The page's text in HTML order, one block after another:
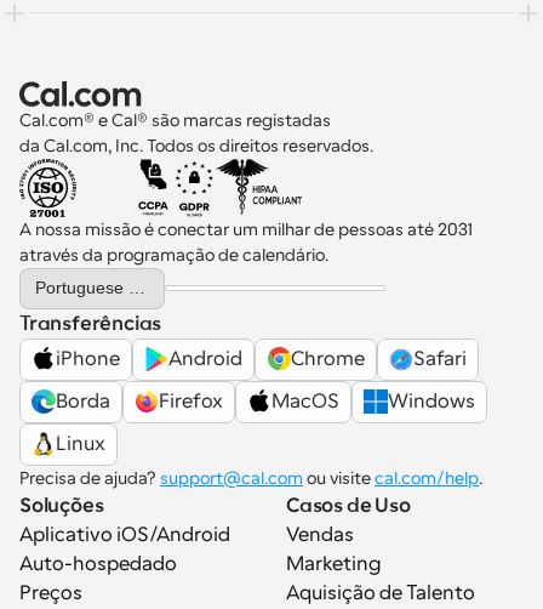
Cal.com® e Cal® são marcas registadas
da Cal.com, Inc. Todos os direitos reservados.
A nossa missão é conectar um milhar de pessoas até 2031
através da programação de calendário.
Select Language
Portuguese (Portugal)
Transferências
iPhone
Android Chrome
Safari
Borda
Firefox MacOS
Windows
Linux
Precisa de ajuda? support@cal.com ou visite cal.com/help.
Soluções
Aplicativo iOS/Android
Auto-hospedado
Preços
Casos de Uso
Vendas
Marketing
Aquisição de Talento